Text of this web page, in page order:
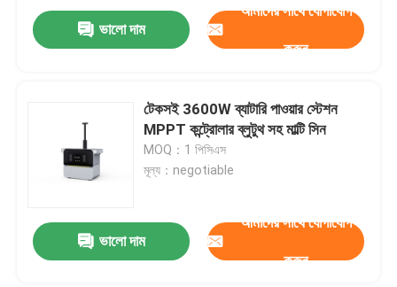
ভালো দাম
আমাদের সাথে যোগাযোগ
করুন
টেকসই 3600W ব্যাটারি পাওয়ার স্টেশন
MPPT কন্ট্রোলার ব্লুটুথ সহ মাল্টি সিন
MOQ：1 পিসিএস
মূল্য：negotiable
ভালো দাম
আমাদের সাথে যোগাযোগ
করুন